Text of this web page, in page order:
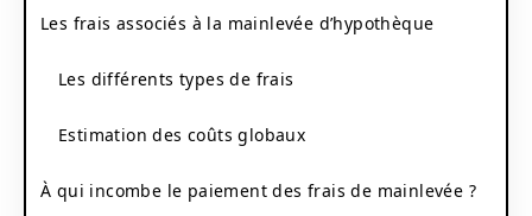
Les frais associés à la mainlevée d’hypothèque
Les différents types de frais
Estimation des coûts globaux
À qui incombe le paiement des frais de mainlevée ?